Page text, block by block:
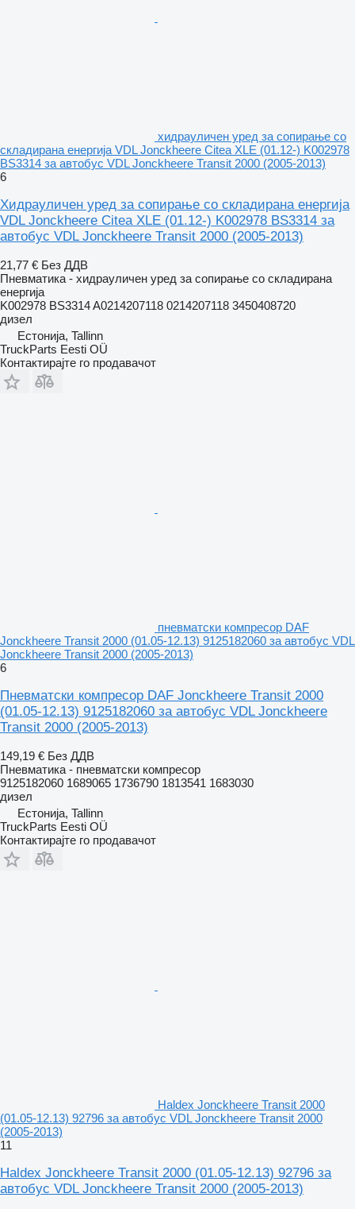
хидрауличен уред за сопирање со
складирана енергија VDL Jonckheere Citea XLE (01.12-) K002978
BS3314 за автобус VDL Jonckheere Transit 2000 (2005-2013)
6
Хидрауличен уред за сопирање со складирана енергија
VDL Jonckheere Citea XLE (01.12-) K002978 BS3314 за
автобус VDL Jonckheere Transit 2000 (2005-2013)
21,77 € Без ДДВ
Пневматика - хидрауличен уред за сопирање со складирана
енергија
K002978 BS3314 A0214207118 0214207118 3450408720
дизел
Естонија, Tallinn
TruckParts Eesti OÜ
Контактирајте го продавачот
пневматски компресор DAF
Jonckheere Transit 2000 (01.05-12.13) 9125182060 за автобус VDL
Jonckheere Transit 2000 (2005-2013)
6
Пневматски компресор DAF Jonckheere Transit 2000
(01.05-12.13) 9125182060 за автобус VDL Jonckheere
Transit 2000 (2005-2013)
149,19 € Без ДДВ
Пневматика - пневматски компресор
9125182060 1689065 1736790 1813541 1683030
дизел
Естонија, Tallinn
TruckParts Eesti OÜ
Контактирајте го продавачот
Haldex Jonckheere Transit 2000
(01.05-12.13) 92796 за автобус VDL Jonckheere Transit 2000
(2005-2013)
11
Haldex Jonckheere Transit 2000 (01.05-12.13) 92796 за
автобус VDL Jonckheere Transit 2000 (2005-2013)